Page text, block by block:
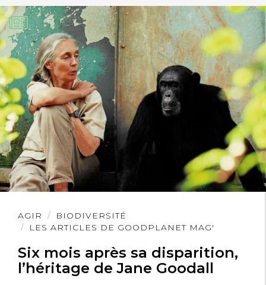
AGIR
BIODIVERSITÉ
LES ARTICLES DE GOODPLANET MAG'
Six mois après sa disparition,
l’héritage de Jane Goodall
Lire
l'article